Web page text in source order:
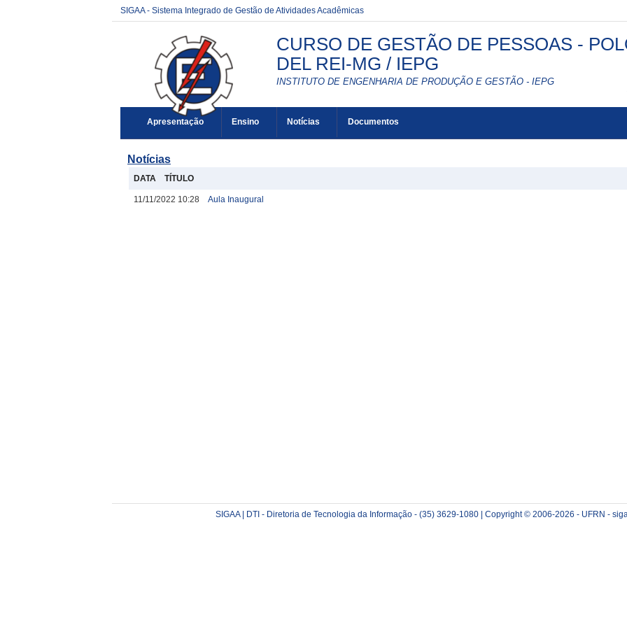
SIGAA - Sistema Integrado de Gestão de Atividades Acadêmicas
CURSO DE GESTÃO DE PESSOAS -
DEL REI-MG / IEPG
INSTITUTO DE ENGENHARIA DE PRODUÇÃO E GESTÃO - IEPG
Apresentação Ensino Notícias Documentos
Notícias
DATA TÍTULO
11/11/2022 10:28 Aula Inaugural
SIGAA | DTI - Diretoria de Tecnologia da Informação - (35) 3629-1080 | Copyright © 2006-2026 - UFRN -